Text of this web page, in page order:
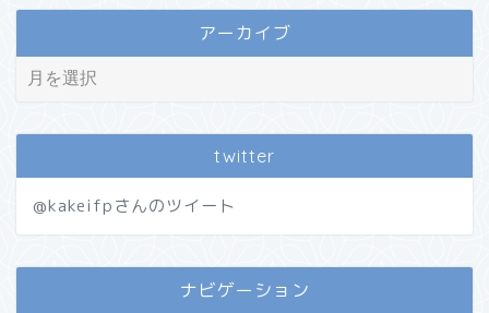
アーカイブ
twitter
@kakeifpさんのツイート
ナビゲーション